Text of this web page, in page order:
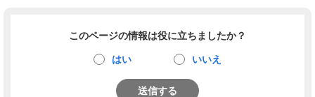
このページの情報は役に立ちましたか？
はい いいえ
送信する